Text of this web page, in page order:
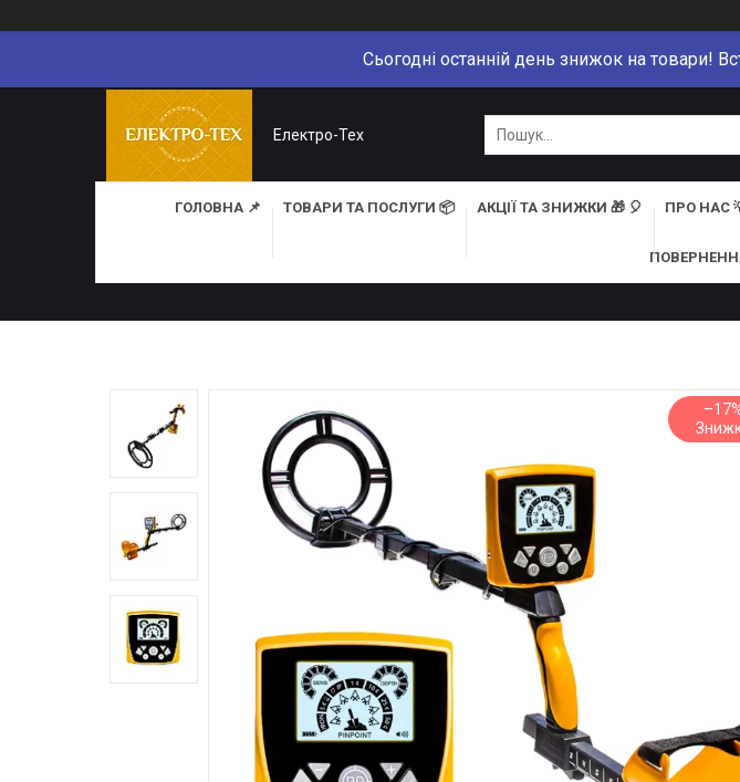
Сьогодні останній день знижок на товари!
Електро-Тех
ГОЛОВНА 📌 ТОВАРИ ТА ПОСЛУГИ 📦 АКЦІЇ ТА ЗНИЖКИ 🎁 🎈 ПРО НАС